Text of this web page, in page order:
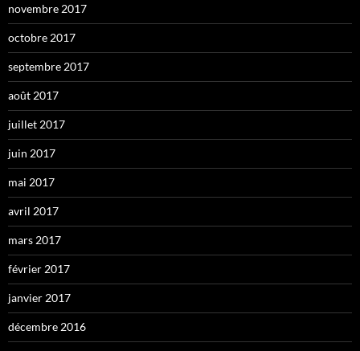
novembre 2017
octobre 2017
septembre 2017
août 2017
juillet 2017
juin 2017
mai 2017
avril 2017
mars 2017
février 2017
janvier 2017
décembre 2016